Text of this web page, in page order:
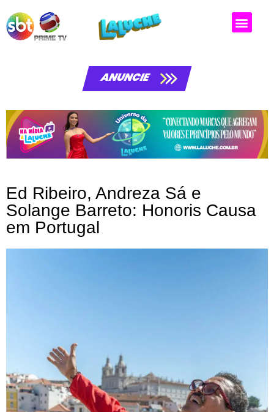
ANUNCIE
Ed Ribeiro, Andreza Sá e
Solange Barreto: Honoris Causa
em Portugal